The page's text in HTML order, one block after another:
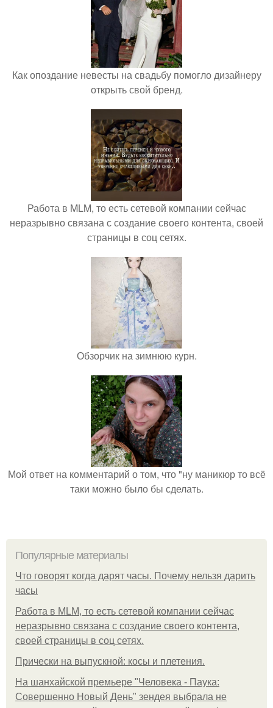
Как опоздание невесты на свадьбу помогло дизайнеру
открыть свой бренд.
Работа в MLM, то есть сетевой компании сейчас
неразрывно связана с создание своего контента, своей
страницы в соц сетях.
Обзорчик на зимнюю курн.
Мой ответ на комментарий о том, что "ну маникюр то всё
таки можно было бы сделать.
Популярные материалы
Что говорят когда дарят часы. Почему нельзя дарить
часы
Работа в MLM, то есть сетевой компании сейчас
неразрывно связана с создание своего контента,
своей страницы в соц сетях.
Прически на выпускной: косы и плетения.
На шанхайской премьере "Человека - Паука:
Совершенно Новый День" зендея выбрала не